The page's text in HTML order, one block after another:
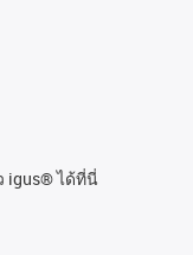
igus® ได้ที่นี่